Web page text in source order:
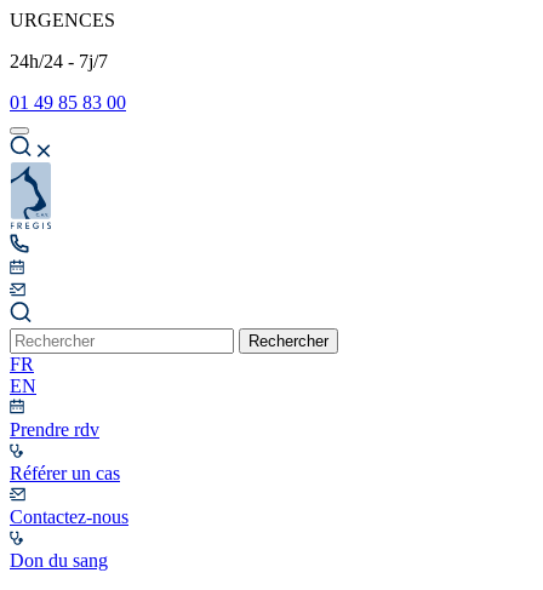
URGENCES
24h/24 - 7j/7
01 49 85 83 00
Rechercher
FR
EN
Prendre rdv
Référer un cas
Contactez-nous
Don du sang